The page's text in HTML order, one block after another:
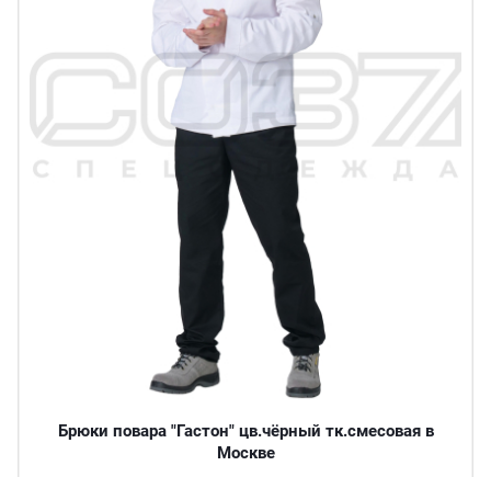
Брюки повара "Гастон" цв.чёрный тк.смесовая в
Москве